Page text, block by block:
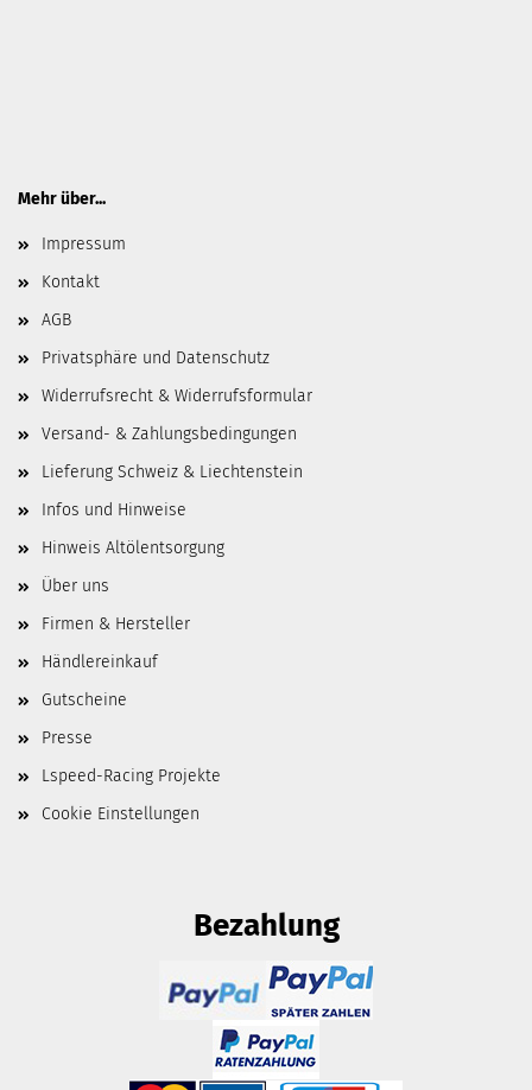
Mehr über...
Impressum
Kontakt
AGB
Privatsphäre und Datenschutz
Widerrufsrecht & Widerrufsformular
Versand- & Zahlungsbedingungen
Lieferung Schweiz & Liechtenstein
Infos und Hinweise
Hinweis Altölentsorgung
Über uns
Firmen & Hersteller
Händlereinkauf
Gutscheine
Presse
Lspeed-Racing Projekte
Cookie Einstellungen
Bezahlung